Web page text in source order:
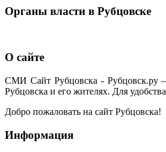
Органы власти в Рубцовске
О сайте
СМИ Сайт Рубцовска - Рубцовск.ру
Рубцовска и его жителях. Для
Добро пожаловать на сайт Рубцовска!
Информация